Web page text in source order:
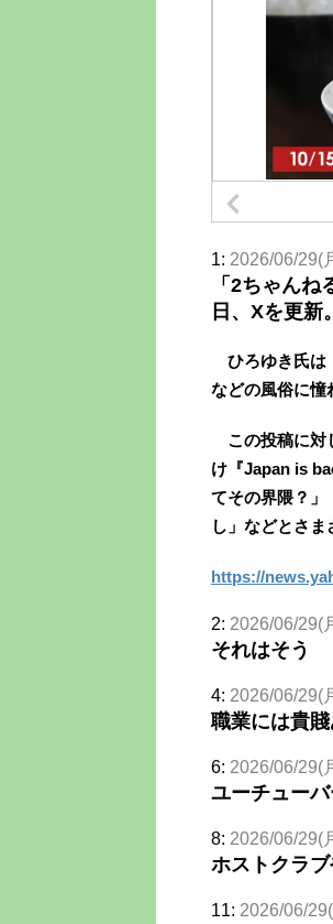
1: 2026/06/29(
「2ちゃん
日、Xを更新
ひろゆき氏は
などの風俗に憧
この投稿に対
け『Japan is
てその界隈？」
し」などとさま
https://
2: 2026/06/29(
それはそう
4: 2026/06/29(
職業には貴
6: 2026/06/29(
ユーチュー
8: 2026/06/29(
ホストクラ
11: 2026/06/